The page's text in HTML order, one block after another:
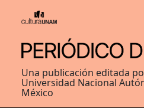
Una publicación editada
Universidad Nacional
México